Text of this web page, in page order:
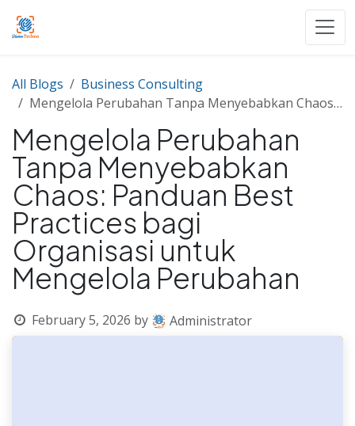
All Blogs
Business Consulting
Mengelola Perubahan Tanpa Menyebabkan Chaos: Panduan Best Practices bagi Organisasi untuk Mengelola Perubahan
Mengelola Perubahan
Tanpa Menyebabkan
Chaos: Panduan Best
Practices bagi
Organisasi untuk
Mengelola Perubahan
February 5, 2026 by Administrator